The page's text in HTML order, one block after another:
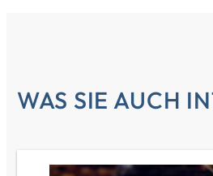
WAS SIE AUCH